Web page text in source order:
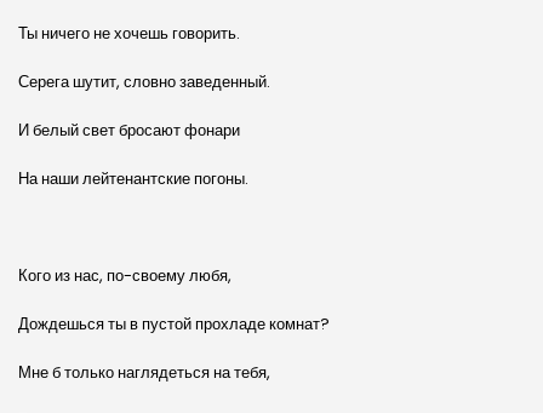
Ты ничего не хочешь говорить.
Серега шутит, словно заведенный.
И белый свет бросают фонари
На наши лейтенантские погоны.
Кого из нас, по-своему любя,
Дождешься ты в пустой прохладе комнат?
Мне б только наглядеться на тебя,